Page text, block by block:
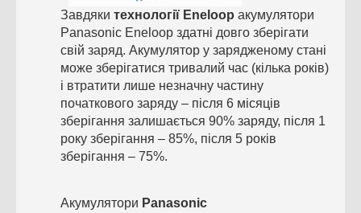
Завдяки технології Eneloop акумулятори
Panasonic Eneloop здатні довго зберігати
свій заряд. Акумулятор у зарядженому стані
може зберігатися тривалий час (кілька років)
і втратити лише незначну частину
початкового заряду – після 6 місяців
зберігання залишається 90% заряду, після 1
року зберігання – 85%, після 5 років
зберігання – 75%.
Акумулятори Panasonic